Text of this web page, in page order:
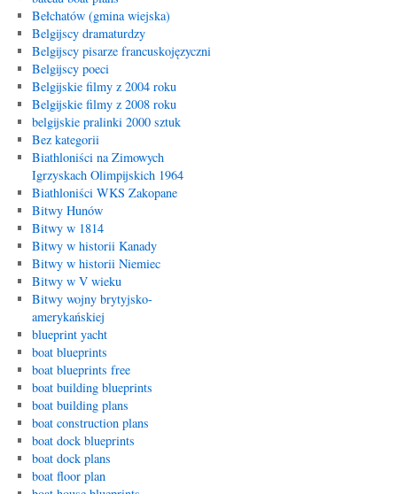
Bełchatów (gmina wiejska)
Belgijscy dramaturdzy
Belgijscy pisarze francuskojęzyczni
Belgijscy poeci
Belgijskie filmy z 2004 roku
Belgijskie filmy z 2008 roku
belgijskie pralinki 2000 sztuk
Bez kategorii
Biathloniści na Zimowych
Igrzyskach Olimpijskich 1964
Biathloniści WKS Zakopane
Bitwy Hunów
Bitwy w 1814
Bitwy w historii Kanady
Bitwy w historii Niemiec
Bitwy w V wieku
Bitwy wojny brytyjsko-
amerykańskiej
blueprint yacht
boat blueprints
boat blueprints free
boat building blueprints
boat building plans
boat construction plans
boat dock blueprints
boat dock plans
boat floor plan